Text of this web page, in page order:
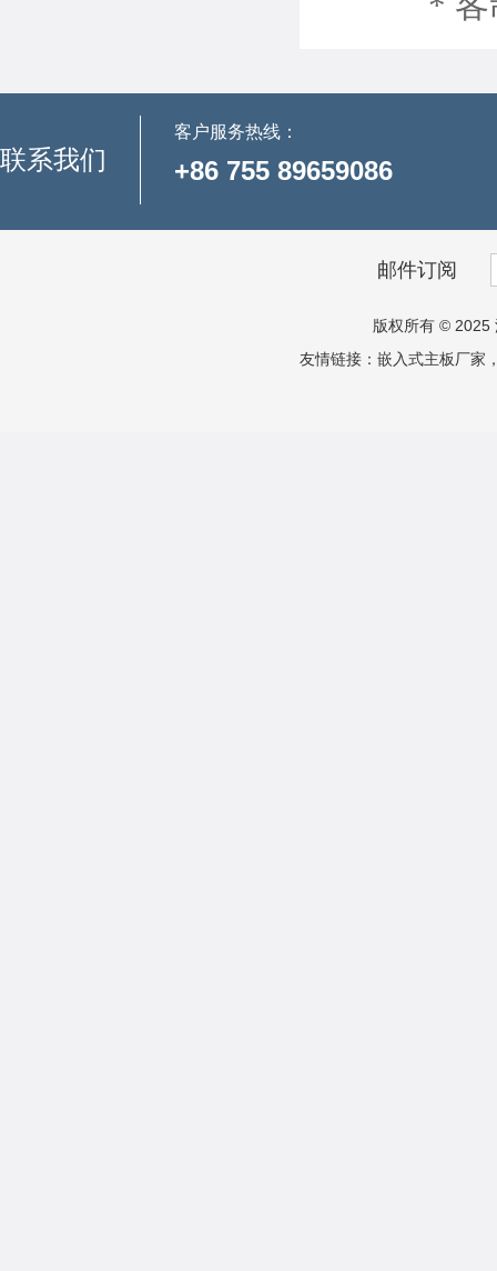
联系我们
客户服务热线：
+86 755 89659086
邮件订阅
版权所有 © 2025
友情链接： 嵌入式主板厂家